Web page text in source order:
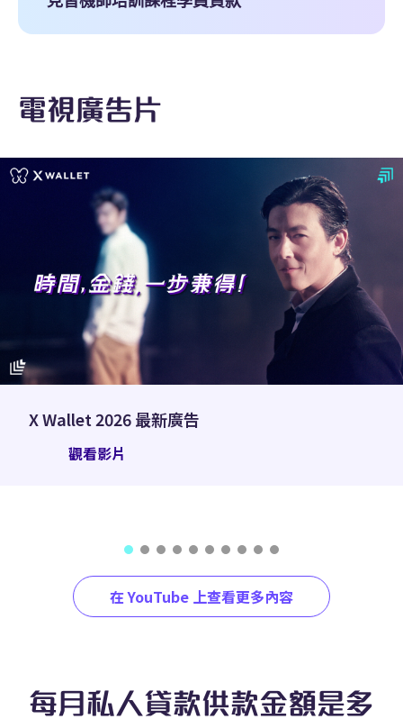
電視廣告片
X Wallet 2026 最新廣告
觀看影片
在 YouTube 上查看更多內容
每月私人貸款供款金額是多